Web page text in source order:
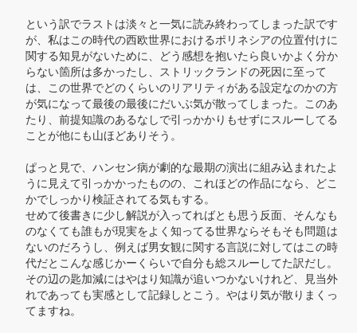
という訳でラストは淡々と一気に読み終わってしまった訳です
が、私はこの時代の西欧世界におけるポリネシアの位置付けに
関する知見がないために、どう感想を抱いたら良いかよく分か
らない箇所は多かったし、ストリックランドの死因に至って
は、この世界でどのくらいのリアリティがある設定なのかの方
が気になって最後の最後にだいぶ気が散ってしまった。このあ
たり、前提知識のあるなしで引っかかりもせずにスルーしてる
ことが他にも山ほどありそう。
ぱっと見で、ハンセン病が劇的な最期の演出に組み込まれたよ
うに見えて引っかかったものの、これほどの作品になら、どこ
かでしっかり検証されてる気もする。
せめて後書きに少し解説が入ってればとも思う反面、そんなも
のなくても誰もが現実をよく知ってる世界ならそもそも問題は
ないのだろうし、例えば男女観に関する言説に対してはこの時
代だとこんな感じかーくらいで自分も総スルーしてた訳だし。
その辺の匙加減にはやはり知識が追いつかないけれど、見当外
れであっても実感として記録しとこう。やはり気が散りまくっ
てますね。